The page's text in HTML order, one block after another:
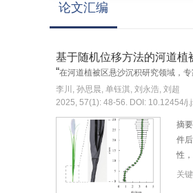
论文汇编
基于随机位移方法的河道植
“在河道植被区悬沙沉积研究领域，
李川, 孙思晨, 单钰淇, 刘永浩, 刘超
2025, 57(1): 48-56. DOI: 10.12454/
摘
件
性
影
关